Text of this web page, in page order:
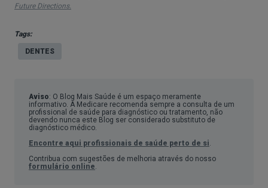
Descoloração dos dentes;
provocar alterações no alinhamento dos dentes e
o aumento decáries.
Este problema pode, inclusivamente, expor a polpa
dentária, que se trata do tecido mais profundo do
dente.
Future Directions.
Tags:
DENTES
Aviso: O Blog Mais Saúde é um espaço meramente
informativo. A Medicare recomenda sempre a consulta de um
profissional de saúde para diagnóstico ou tratamento, não
devendo nunca este Blog ser considerado substituto de
diagnóstico médico.
Encontre aqui profissionais de saúde perto de si
Contribua com sugestões de melhoria através do nosso
formulário online